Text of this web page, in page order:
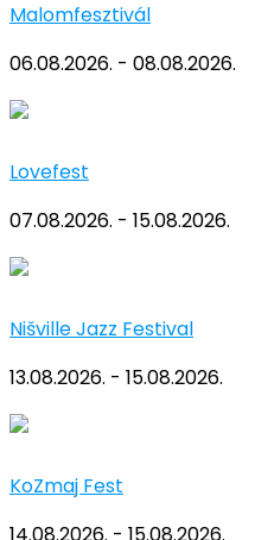
Malomfesztivál
06.08.2026. - 08.08.2026.
Lovefest
07.08.2026. - 15.08.2026.
Nišville Jazz Festival
13.08.2026. - 15.08.2026.
KoZmaj Fest